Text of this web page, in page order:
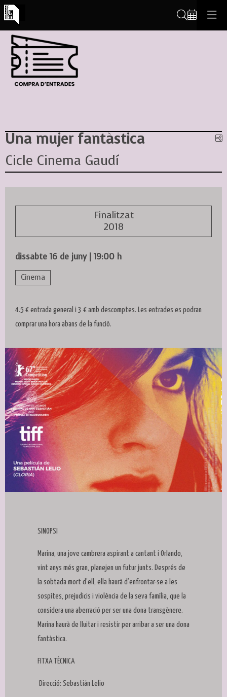
Una mujer fantàstica
Cicle Cinema Gaudí
Finalitzat
2018
dissabte 16 de juny| 19:00 h
Cinema
4.5 € entrada general i 3 € amb descomptes. Les entrades es podran
comprar una hora abans de la funció.
SINOPSI
Marina, una jove cambrera aspirant a cantant i Orlando,
vint anys més gran, planejen un futur junts. Després de
la sobtada mort d’ell, ella haurà d’enfrontar-se a les
sospites, prejudicis i violència de la seva família, que la
considera una aberració per ser una dona transgènere.
Marina haurà de lluitar i resistir per arribar a ser una dona
fantàstica.
FITXA TÈCNICA
Direcció: Sebastián Lelio